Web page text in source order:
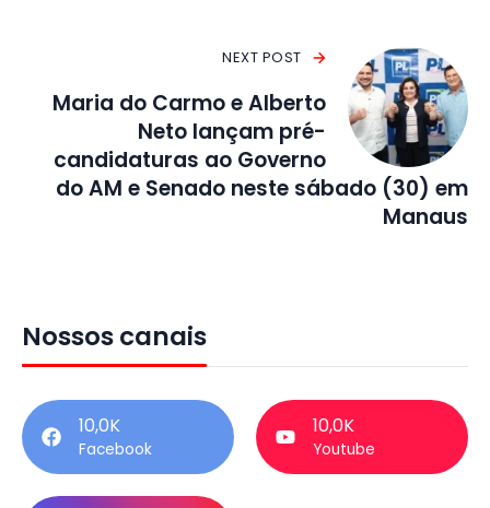
NEXT POST
Maria do Carmo e Alberto
Neto lançam pré-
candidaturas ao Governo
do AM e Senado neste sábado (30) em
Manaus
Nossos canais
10,0K
Facebook
10,0K
Youtube